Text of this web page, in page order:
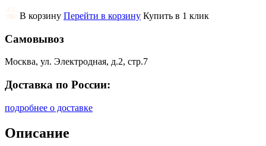
В корзину Перейти в корзину Купить в 1 клик
Самовывоз
Москва, ул. Электродная, д.2, стр.7
Доставка по России:
подробнее о доставке
Описание